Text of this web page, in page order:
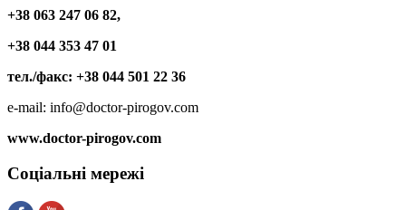
+38 063 247 06 82,
+38 044 353 47 01
тел./факс: +38 044 501 22 36
e-mail: info@doctor-pirogov.com
www.doctor-pirogov.com
Соціальні мережі